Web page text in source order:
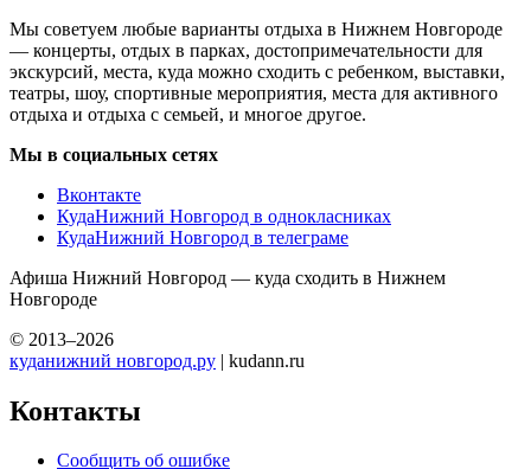
Мы советуем любые варианты отдыха в Нижнем Новгороде
— концерты, отдых в парках, достопримечательности для
экскурсий, места, куда можно сходить с ребенком, выставки,
театры, шоу, спортивные мероприятия, места для активного
отдыха и отдыха с семьей, и многое другое.
Мы в социальных сетях
Вконтакте
КудаНижний Новгород в однокласниках
КудаНижний Новгород в телеграме
Афиша Нижний Новгород — куда сходить в Нижнем
Новгороде
© 2013–2026
куданижний новгород.ру | kudann.ru
Контакты
Сообщить об ошибке